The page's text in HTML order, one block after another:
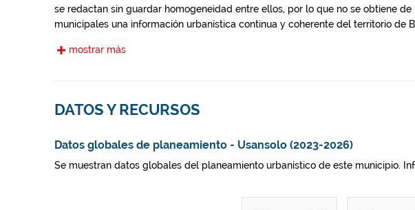
se redactan sin guardar homogeneidad entre ellos, por lo que no se obtiene
municipales una información urbanística continua y coherente del territorio de
mostrar más
DATOS Y RECURSOS
Datos globales de planeamiento - Usansolo (2023-2026)
Se muestran datos globales del planeamiento urbanístico de este municipio.